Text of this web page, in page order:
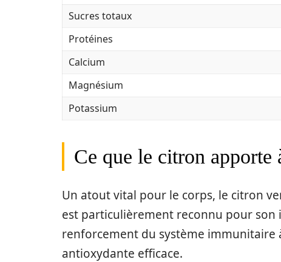
Sucres totaux
Protéines
Calcium
Magnésium
Potassium
Ce que le citron apporte
Un atout vital pour le corps, le citron
est particulièrement reconnu pour son
renforcement du système
antioxydante efficace.